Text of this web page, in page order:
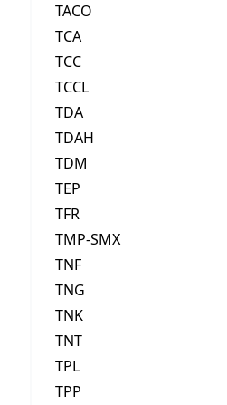
TACO
TCA
TCC
TCCL
TDA
TDAH
TDM
TEP
TFR
TMP-SMX
TNF
TNG
TNK
TNT
TPL
TPP